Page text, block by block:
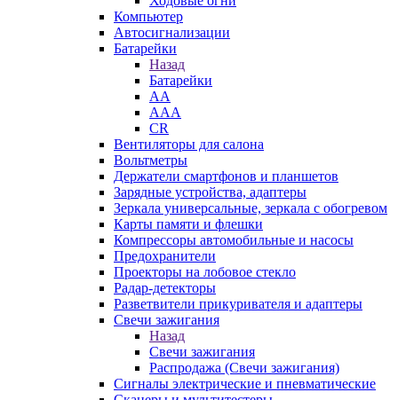
Компьютер
Автосигнализации
Батарейки
Назад
Батарейки
AA
AAA
CR
Вентиляторы для салона
Вольтметры
Держатели смартфонов и планшетов
Зарядные устройства, адаптеры
Зеркала универсальные, зеркала с обогревом
Карты памяти и флешки
Компрессоры автомобильные и насосы
Предохранители
Проекторы на лобовое стекло
Радар-детекторы
Разветвители прикуривателя и адаптеры
Свечи зажигания
Назад
Свечи зажигания
Распродажа (Свечи зажигания)
Сигналы электрические и пневматические